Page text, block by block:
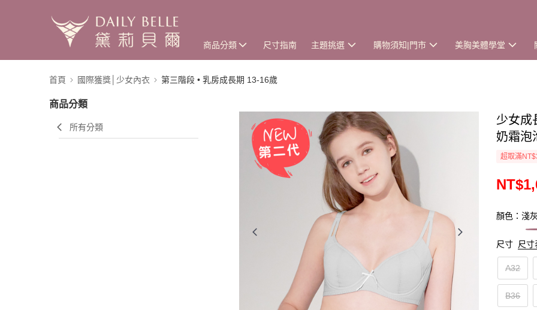
商品分類 尺寸指南 主題挑選 購物須知|門市 美胸美體學堂
首頁 國際獲獎│少女內衣 第三階段 • 乳房成長期 13-16歲
商品分類
所有分類
少女成
奶霜泡
超取滿
顏色：淺
尺寸 尺寸
A32
B36